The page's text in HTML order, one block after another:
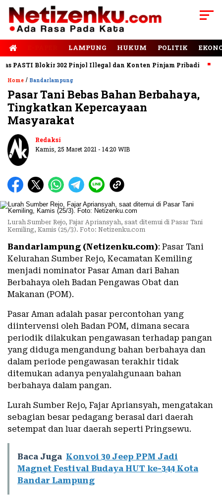
LAMPUNG HUKUM POLITIK
Blokir 302 Pinjol Illegal dan Konten Pinjam Pribadi
Home / Bandarlampung
Pasar Tani Bebas Bahan Berbahaya,
Tingkatkan Kepercayaan
Masyarakat
Redaksi
Kamis, 25 Maret 2021 - 14:20 WIB
Lurah Sumber Rejo, Fajar Apriansyah, saat ditemui di Pasar Tani
Kemiling, Kamis (25/3). Foto: Netizenku.com
Bandarlampung (Netizenku.com): Pasar Tani
Kelurahan Sumber Rejo, Kecamatan Kemiling
menjadi nominator Pasar Aman dari Bahan
Berbahaya oleh Badan Pengawas Obat dan
Makanan (POM).
Pasar Aman adalah pasar percontohan yang
diintervensi oleh Badan POM, dimana secara
periodik dilakukan pengawasan terhadap pangan
yang diduga mengandung bahan berbahaya dan
dalam periode pengawasan terakhir tidak
ditemukan adanya penyalahgunaan bahan
berbahaya dalam pangan.
Lurah Sumber Rejo, Fajar Apriansyah, mengatakan
sebagian besar pedagang berasal dari daerah
setempat dan luar daerah seperti Pringsewu.
Baca Juga Konvoi 30 Jeep PPM Jadi
Magnet Festival Budaya HUT ke-344 Kota
Bandar Lampung